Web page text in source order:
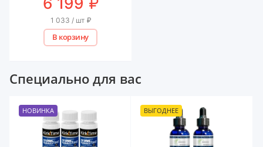
1 033 / шт ₽
В корзину
Специально для вас
НОВИНКА ВЫГОДНЕЕ